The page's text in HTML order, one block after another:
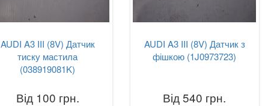
AUDI A3 III (8V) Датчик
тиску мастила
(038919081K)
Від 100 грн.
AUDI A3 III (8V) Датчик з
фішкою (1J0973723)
Від 540 грн.